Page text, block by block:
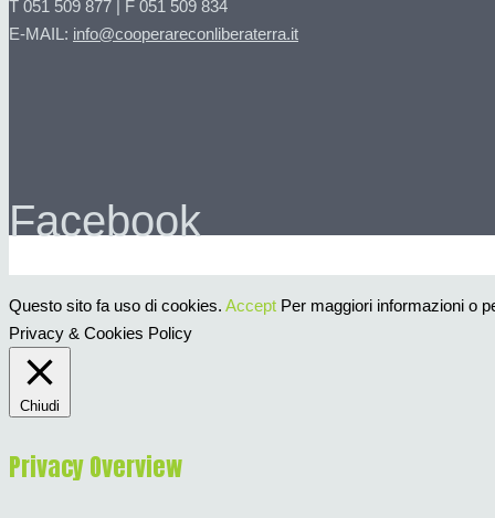
T 051 509 877 | F 051 509 834
E-MAIL: info@cooperareconliberaterra.it
Facebook
Questo sito fa uso di cookies. Accept Per maggiori informazioni o
Privacy & Cookies Policy
Chiudi
Privacy Overview